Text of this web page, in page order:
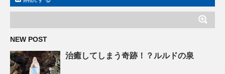
NEW POST
治癒してしまう奇跡！？ルルドの泉